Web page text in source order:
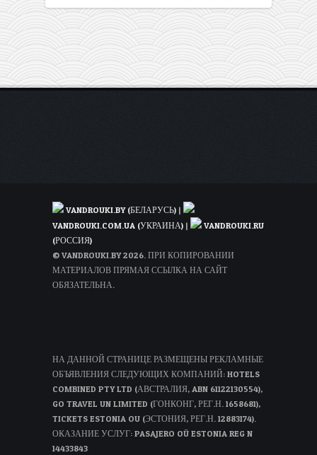
VANDROUKI.BY (БЕЛАРУСЬ) |
VANDROUKI.COM.UA (УКРАИНА) |
VANDROUKI.RU
(РОССИЯ)
© VANDROUKI.BY 2026. ПРИ КОПИРОВАНИИ
МАТЕРИАЛОВ ПРЯМАЯ ССЫЛКА НА САЙТ
ОБЯЗАТЕЛЬНА.
НА ДАННОЙ СТРАНИЦЕ РАЗМЕЩЕНЫ РЕКЛАМНЫЕ
ОБЪЯВЛЕНИЯ СЛЕДУЮЩИХ КОМПАНИЙ: HOTELS
COMBINED PTY LTD (АВСТРАЛИЯ, ABN 61122130554),
GO TRAVEL UN LIMITED (ГОНКОНГ, РЕГ.Н. 1658681),
TICKETS ESTONIA OU (ЭСТОНИЯ, РЕГ.Н. 12883174).
ОКАЗАНИЕ УСЛУГ: PASAJERO OÜ ESTONIA REG N
14433843